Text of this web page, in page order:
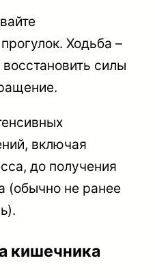
Ходьба –
силы
включая
до получения
(обычно не ранее
кишечника